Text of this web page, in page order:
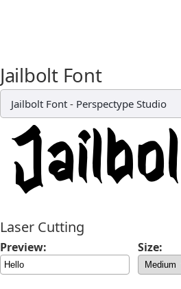
Jailbolt Font
Jailbolt Font - Perspectype Studio
Laser Cutting
Preview: Size: